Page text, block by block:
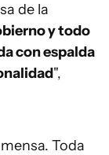
de la
y todo
con espalda
",
Toda